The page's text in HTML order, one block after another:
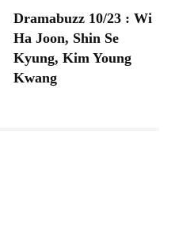
Dramabuzz 10/23 : Wi
Ha Joon, Shin Se
Kyung, Kim Young
Kwang